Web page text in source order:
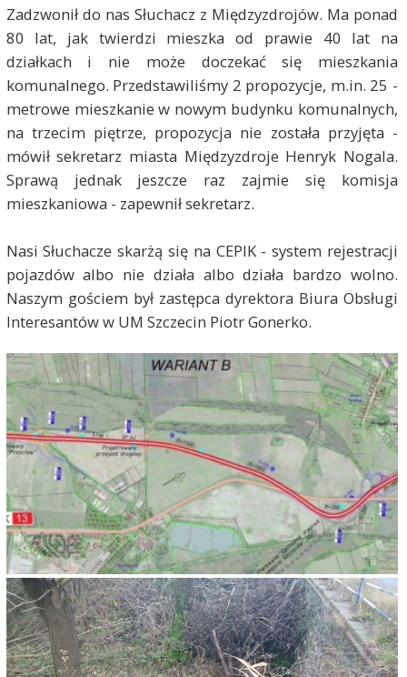
Zadzwonił do nas Słuchacz z Międzyzdrojów. Ma ponad
80 lat, jak twierdzi mieszka od prawie 40 lat na
działkach i nie może doczekać się mieszkania
komunalnego. Przedstawiliśmy 2 propozycje, m.in. 25 -
metrowe mieszkanie w nowym budynku komunalnych,
na trzecim piętrze, propozycja nie została przyjęta -
mówił sekretarz miasta Międzyzdroje Henryk Nogala.
Sprawą jednak jeszcze raz zajmie się komisja
mieszkaniowa - zapewnił sekretarz.
Nasi Słuchacze skarżą się na CEPIK - system rejestracji
pojazdów albo nie działa albo działa bardzo wolno.
Naszym gościem był zastępca dyrektora Biura Obsługi
Interesantów w UM Szczecin Piotr Gonerko.